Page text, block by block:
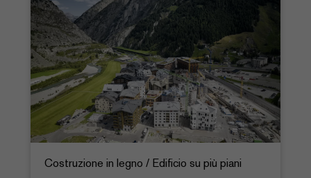
Costruzione in legno / Edificio su più piani